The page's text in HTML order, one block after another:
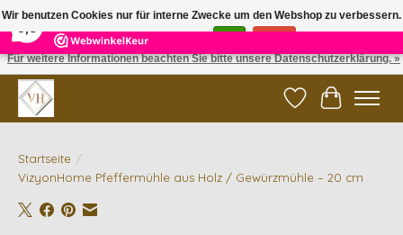
5 Reviews ×
✓ Gratis verzending vanaf €200 | ✓ 14 dagen retourneren
Wunschzettel
Ihr
Startseite /
VizyonHome Pfeffermühle aus Holz / Gewürzmühle – 20 cm
Wir benutzen Cookies nur für interne Zwecke um den Webshop zu verbessern.
Ist das in Ordnung?
Für weitere Informationen beachten Sie bitte unsere Datenschutzerklärung. »